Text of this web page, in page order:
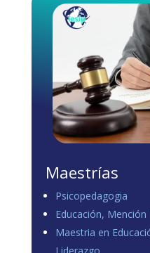
Maestrías
Psicopedagogia
Educación, Mención
Maestria en